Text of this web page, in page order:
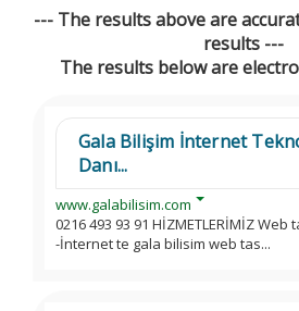
--- The results above are
results ---
The results below are
Gala Bilişim İnternet
Danı...
www.galabilisim.com
0216 493 93 91 HİZMETLERİMİZ
-İnternet te gala bilisim web tas...